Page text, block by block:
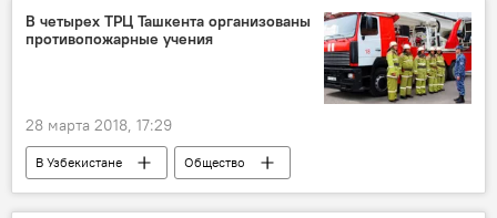
В четырех ТРЦ Ташкента организованы
противопожарные учения
28 марта 2018, 17:29
В Узбекистане
Общество
Трагедия в Кемерово
Узбекистан